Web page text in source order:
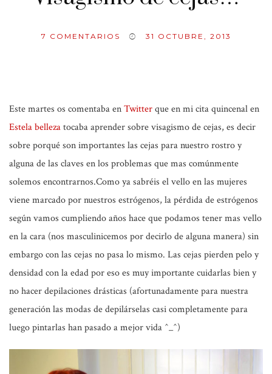
7 COMENTARIOS 31 OCTUBRE, 2013
Este martes os comentaba enTwitterque en mi cita quincenal en
Estela bellezatocaba aprender sobre visagismo de cejas, es decir
sobre porqué son importantes las cejas para nuestro rostro y
alguna de las claves en los problemas que mas comúnmente
solemos encontrarnos.Como ya sabréis el vello en las mujeres
viene marcado por nuestros estrógenos, la pérdida de estrógenos
según vamos cumpliendo años hace que podamos tener mas vello
en la cara (nos masculinicemos por decirlo de alguna manera) sin
embargo con las cejas no pasa lo mismo. Las cejas pierden pelo y
densidad con la edad por eso es muy importante cuidarlas bien y
no hacer depilaciones drásticas (afortunadamente para nuestra
generación las modas de depilárselas casi completamente para
luego pintarlas han pasado a mejor vida ^_^)